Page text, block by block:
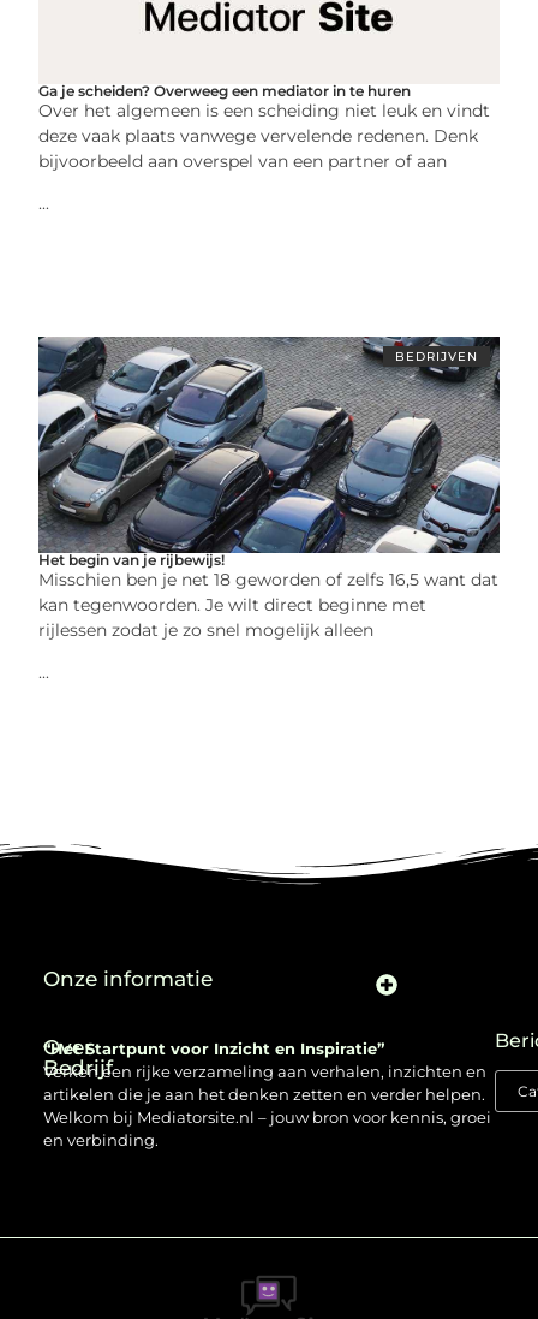
Ga je scheiden? Overweeg een mediator in te huren
Over het algemeen is een scheiding niet leuk en vindt
deze vaak plaats vanwege vervelende redenen. Denk
bijvoorbeeld aan overspel van een partner of aan
...
BEDRIJVEN
Het begin van je rijbewijs!
Misschien ben je net 18 geworden of zelfs 16,5 want dat
kan tegenwoorden. Je wilt direct beginne met
rijlessen zodat je zo snel mogelijk alleen
...
Over
Bedrijf
“Het Startpunt voor Inzicht en Inspiratie”
Verken een rijke verzameling aan verhalen, inzichten en
artikelen die je aan het denken zetten en verder helpen.
Welkom bij Mediatorsite.nl – jouw bron voor kennis, groei
en verbinding.
Onze informatie